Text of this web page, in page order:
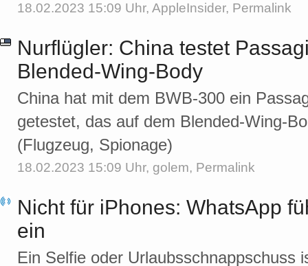
18.02.2023 15:09 Uhr, AppleInsider, Permalink
Nurflügler: China testet
Blended-Wing-Body
China hat mit dem BWB-300 ein
getestet, das auf dem Blended-Wing-
(Flugzeug, Spionage)
18.02.2023 15:09 Uhr, golem, Permalink
Nicht für iPhones: WhatsApp
ein
Ein Selfie oder Urlaubsschnappschuss